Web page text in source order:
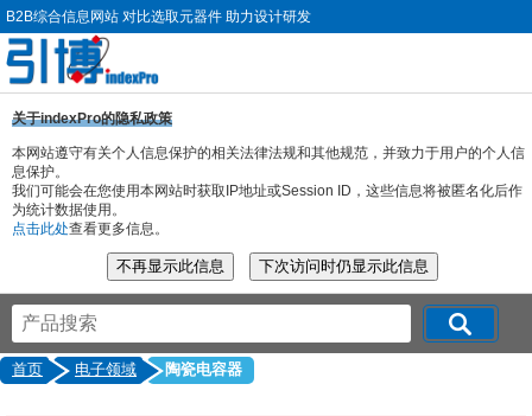
B2B综合信息网站 对比选取元器件 助力设计研发
关于indexPro的隐私政策
本网站遵守有关个人信息保护的相关法律法规和其他规范，并致力于用户的个人信
息保护。
我们可能会在您使用本网站时获取IP地址或Session ID，这些信息将被匿名化后作
为统计数据使用。
点击此处查看更多信息。
首页 电子领域 陶瓷电容器